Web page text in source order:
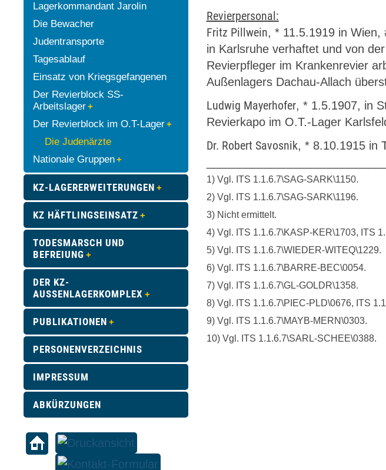
Revierpersonal:
Fritz Pillwein, * 11.5.1919 in Wien,
in Karlsruhe verhaftet und von
Revierpfleger im Krankenrevier
Außenlagers Dachau-Allach
Ludwig Mayerhofer, * 1.5.1907, in
Revierkapo im O.T.-Lager
Dr. Robert Savosnik, * 8.10.1915 in
1) Vgl. ITS 1.1.6.7\SAG-SARK\1150.
2) Vgl. ITS 1.1.6.7\SAG-SARK\1196.
3) Nicht ermittelt.
4) Vgl. ITS 1.1.6.7\KASP-KER\1703, ITS
5) Vgl. ITS 1.1.6.7\WIEDER-WITEQ\1229.
6) Vgl. ITS 1.1.6.7\BARRE-BEC\0054.
7) Vgl. ITS 1.1.6.7\GL-GOLDR\1358.
8) Vgl. ITS 1.1.6.7\PIEC-PLD\0676, ITS
9) Vgl. ITS 1.1.6.7\MAYB-MERN\0303.
10) Vgl. ITS 1.1.6.7\SARL-SCHEE\0388.
Lagerkommandant Jarolin
Die Bewacher
Judentransporte
Tagesablauf
Einsatz von Kriegsgefangenen
Der Revierblock SS-
Arbeitslager
Der Revierblock im O.T-Lager
Die Judenärzte
Nationale Gruppen
KZ-LAGERERWEITERUNGEN
KZ HÄFTLINGSEINSATZ
TODESMARSCH UND
BEFREIUNG
DER KZ-
AUSSENLAGERKOMPLEX
PUBLIKATIONEN
PERSONENVERZEICHNIS
IMPRESSUM
ABKÜRZUNGEN